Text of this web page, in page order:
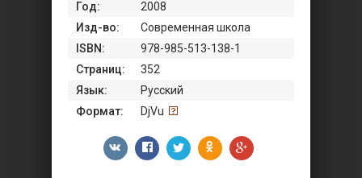
Год:
2008
Изд-во:
Современная школа
ISBN:
978-985-513-138-1
Страниц:
352
Язык:
Русский
Формат:
DjVu